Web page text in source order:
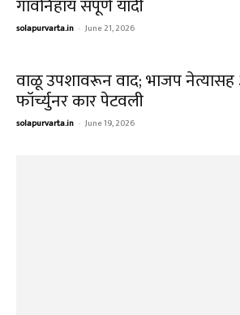
गावनिहाय संपूर्ण यादी
solapurvarta.in - June 21, 2026
वाळू उपशावरून वाद; भाजप नेत्यासह
फॉर्च्युनर कार पेटवली
solapurvarta.in - June 19, 2026